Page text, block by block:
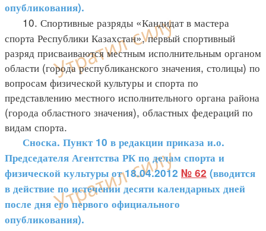
опубликования).
10. Спортивные разряды «Кандидат в мастера
спорта Республики Казахстан», первый спортивный
разряд присваиваются местным исполнительным органом
области (города республиканского значения, столицы) по
вопросам физической культуры и спорта по
представлению местного исполнительного органа района
(города областного значения), областных федераций по
видам спорта.
Сноска. Пункт 10 в редакции приказа и.о.
Председателя Агентства РК по делам спорта и
физической культуры от 18.04.2012 № 62 (вводится
в действие по истечении десяти календарных дней
после дня его первого официального
опубликования).